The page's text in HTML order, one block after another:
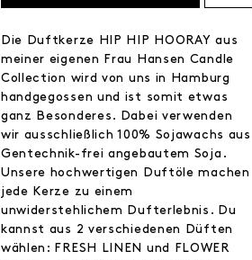
Die Duftkerze HIP HIP HOORAY aus
meiner eigenen Frau Hansen Candle
Collection wird von uns in Hamburg
handgegossen und ist somit etwas
ganz Besonderes. Dabei verwenden
wir ausschließlich 100% Sojawachs aus
Gentechnik-frei angebautem Soja.
Unsere hochwertigen Duftöle machen
jede Kerze zu einem
unwiderstehlichem Dufterlebnis. Du
kannst aus 2 verschiedenen Düften
wählen: FRESH LINEN und FLOWER